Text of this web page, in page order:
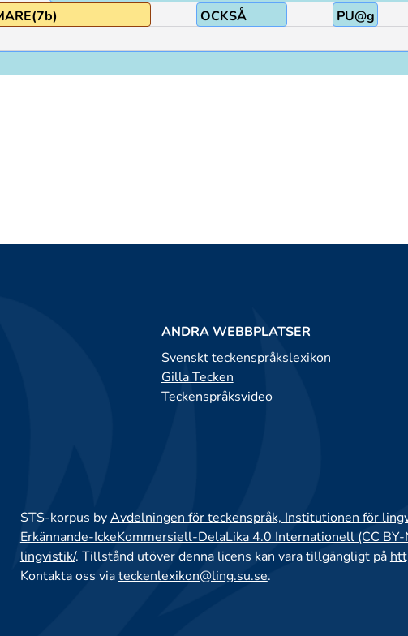
OCKSÅ PU@g
ANDRA WEBBPLATSER
Svenskt teckenspråkslexikon
Gilla Tecken
Teckenspråksvideo
STS-korpus byAvdelningen för teckenspråk, Institutionen för
Erkännande-IckeKommersiell-DelaLika 4.0 Internationell (CC
lingvistik/. Tillstånd utöver denna licens kan vara tillgängligt på
Kontakta oss viateckenlexikon@ling.su.se.